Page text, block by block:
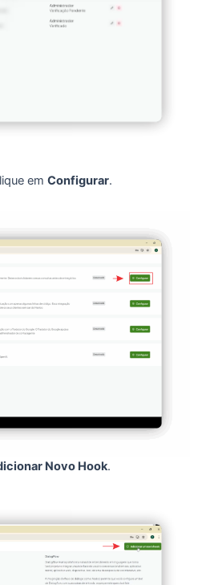
em Configurar.
Novo Hook.